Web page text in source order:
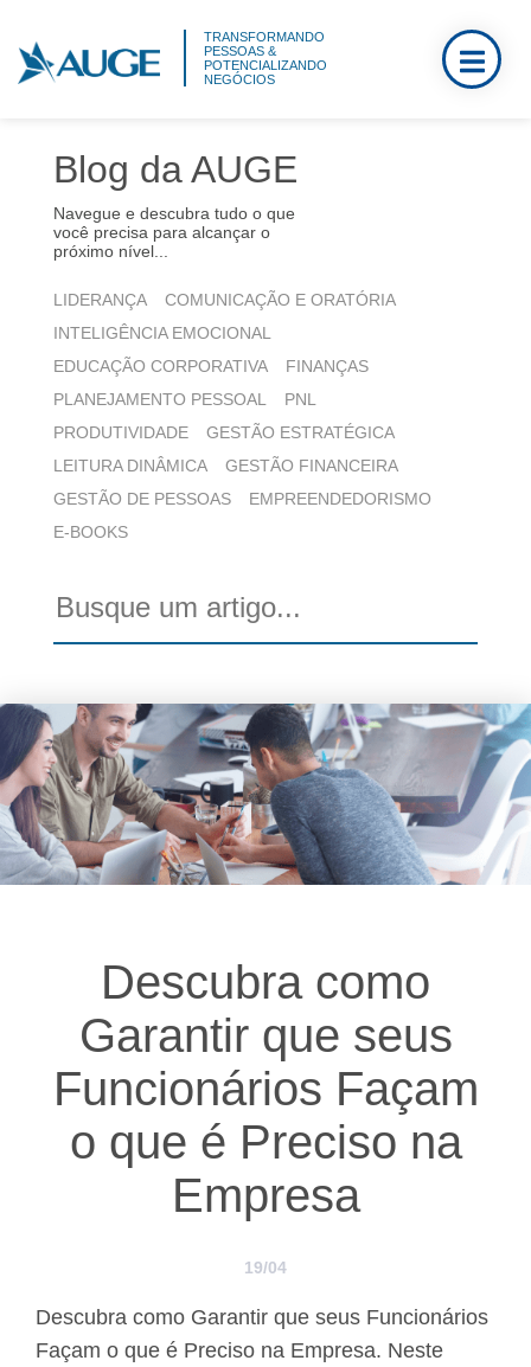
TRANSFORMANDO
PESSOAS &
POTENCIALIZANDO
NEGÓCIOS
Blog da AUGE
Navegue e descubra tudo o que
você precisa para alcançar o
próximo nível...
LIDERANÇA
COMUNICAÇÃO E ORATÓRIA
INTELIGÊNCIA EMOCIONAL
EDUCAÇÃO CORPORATIVA
FINANÇAS
PLANEJAMENTO PESSOAL
PNL
PRODUTIVIDADE
GESTÃO ESTRATÉGICA
LEITURA DINÂMICA
GESTÃO FINANCEIRA
GESTÃO DE PESSOAS
EMPREENDEDORISMO
E-BOOKS
Descubra como
Garantir que seus
Funcionários Façam
o que é Preciso na
Empresa
19/04
Descubra como Garantir que seus Funcionários
Façam o que é Preciso na Empresa. Neste